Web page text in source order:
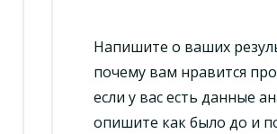
Напишите о ваших
почему вам нравится
если у вас есть данные
опишите как было до и